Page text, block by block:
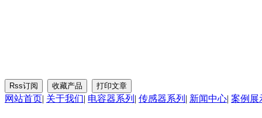
网站首页| 关于我们| 电容器系列 | 传感器系列 | 新闻中心| 案例展